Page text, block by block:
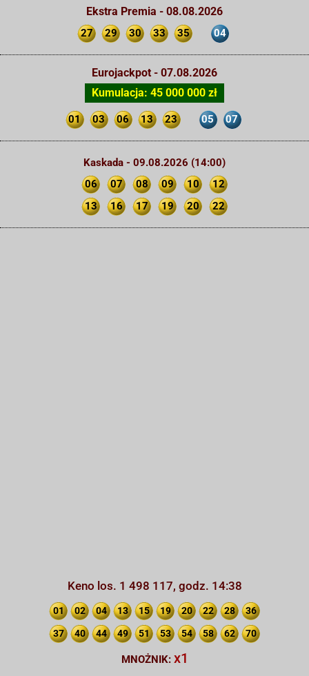
Ekstra Premia - 08.08.2026
27 29 30 33 35 04
Eurojackpot - 07.08.2026
Kumulacja: 45 000 000 zł
01 03 06 13 23 05 07
Kaskada - 09.08.2026 (14:00)
06
07 08 09 10
12
13
16 17 19 20 22
Keno los. 1 498 117, godz. 14:38
01 02 04 13 15 19 20 22 28 36
37 40 44 49 51 53 54 58 62 70
MNOŻNIK: x1